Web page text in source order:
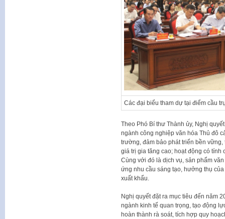
Các đại biểu tham dự tại điểm cầu
Theo Phó Bí thư Thành ủy, Nghị
ngành công nghiệp văn hóa Thủ đô
trường, đảm bảo phát triển bền
giá trị gia tăng cao; hoạt động có
Cùng với đó là dịch vụ, sản phẩm
ứng nhu cầu sáng tạo, hưởng thụ
xuất khẩu.
Nghị quyết đặt ra mục tiêu đến năm
ngành kinh tế quan trọng, tạo động
hoàn thành rà soát, tích hợp quy